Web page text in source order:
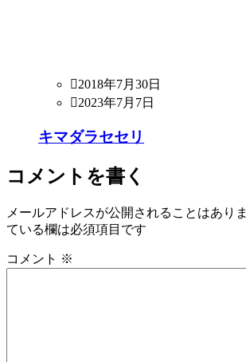
2018年7月30日
2023年7月7日
キマダラセセリ
コメントを書く
メールアドレスが公開されることはありま
ている欄は必須項目です
コメント ※